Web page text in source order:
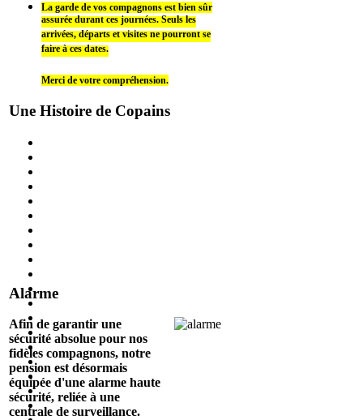
La garde de vos compagnons est bien sûr
assurée durant ces journées. Seuls les
arrivées, départs et visites ne pourront se
faire à ces dates.
Merci de votre compréhension.
Une Histoire de Copains
Alarme
Afin de garantir une
sécurité absolue pour nos
fidèles compagnons, notre
pension est désormais
équipée d'une alarme haute
sécurité, reliée à une
centrale de surveillance.